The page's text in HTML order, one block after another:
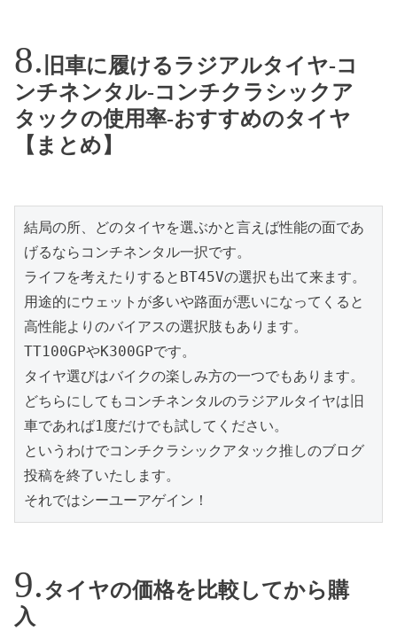
旧車に履けるラジアルタイヤ-コ
ンチネンタル-コンチクラシックア
タックの使用率-おすすめのタイヤ
【まとめ】
結局の所、どのタイヤを選ぶかと言えば性能の面であ
げるならコンチネンタル一択です。
ライフを考えたりするとBT45Vの選択も出て来ます。
用途的にウェットが多いや路面が悪いになってくると
高性能よりのバイアスの選択肢もあります。
TT100GPやK300GPです。
タイヤ選びはバイクの楽しみ方の一つでもあります。
どちらにしてもコンチネンタルのラジアルタイヤは旧
車であれば1度だけでも試してください。
というわけでコンチクラシックアタック推しのブログ
投稿を終了いたします。
それではシーユーアゲイン！
タイヤの価格を比較してから購
入